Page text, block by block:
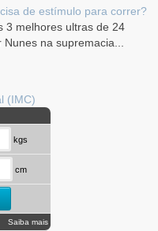
de estímulo para correr?
3 melhores ultras de 24
na supremacia...
(IMC)
kgs
cm
Saiba mais